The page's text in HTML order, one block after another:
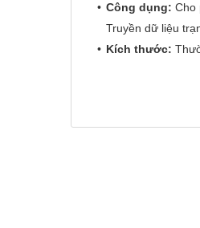
Công dụng: Cho
Truyền dữ liệu
Kích thước:
Hỗ